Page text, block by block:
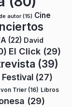
autor(15) Cine
(22) David
El Click (29)
(39)
Festival (27)
Trier (16) Libros
(29)